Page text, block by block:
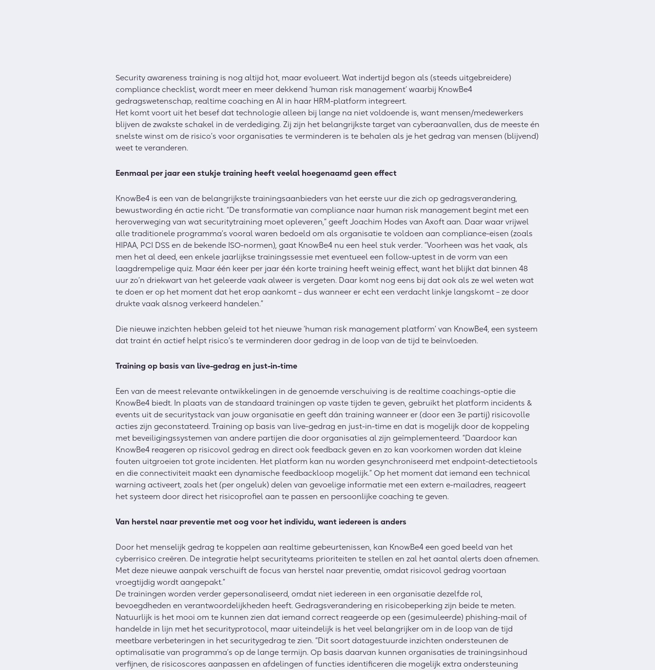
Security awareness training is nog altijd hot, maar evolueert. Wat indertijd begon als (steeds uitgebreidere)
compliance checklist, wordt meer en meer dekkend ‘human risk management’ waarbij KnowBe4
gedragswetenschap, realtime coaching en AI in haar HRM-platform integreert.
Het komt voort uit het besef dat technologie alleen bij lange na niet voldoende is, want mensen/medewerkers
blijven de zwakste schakel in de verdediging. Zij zijn het belangrijkste target van cyberaanvallen, dus de meeste én
snelste winst om de risico’s voor organisaties te verminderen is te behalen als je het gedrag van mensen (blijvend)
weet te veranderen.
Eenmaal per jaar een stukje training heeft veelal hoegenaamd geen effect
KnowBe4 is een van de belangrijkste trainingsaanbieders van het eerste uur die zich op gedragsverandering,
bewustwording én actie richt. “De transformatie van compliance naar human risk management begint met een
heroverweging van wat securitytraining moet opleveren,” geeft Joachim Hodes van Axoft aan. Daar waar vrijwel
alle traditionele programma’s vooral waren bedoeld om als organisatie te voldoen aan compliance-eisen (zoals
HIPAA, PCI DSS en de bekende ISO-normen), gaat KnowBe4 nu een heel stuk verder. “Voorheen was het vaak, als
men het al deed, een enkele jaarlijkse trainingssessie met eventueel een follow-uptest in de vorm van een
laagdrempelige quiz. Maar één keer per jaar één korte training heeft weinig effect, want het blijkt dat binnen 48
uur zo’n driekwart van het geleerde vaak alweer is vergeten. Daar komt nog eens bij dat ook als ze wel weten wat
te doen er op het moment dat het erop aankomt – dus wanneer er echt een verdacht linkje langskomt – ze door
drukte vaak alsnog verkeerd handelen.”
Die nieuwe inzichten hebben geleid tot het nieuwe ‘human risk management platform’ van KnowBe4, een systeem
dat traint én actief helpt risico’s te verminderen door gedrag in de loop van de tijd te beïnvloeden.
Training op basis van live-gedrag en just-in-time
Een van de meest relevante ontwikkelingen in de genoemde verschuiving is de realtime coachings-optie die
KnowBe4 biedt. In plaats van de standaard trainingen op vaste tijden te geven, gebruikt het platform incidents &
events uit de securitystack van jouw organisatie en geeft dán training wanneer er (door een 3epartij) risicovolle
acties zijn geconstateerd. Training op basis van live-gedrag en just-in-time en dat is mogelijk door de koppeling
met beveiligingssystemen van andere partijen die door organisaties al zijn geïmplementeerd. “Daardoor kan
KnowBe4 reageren op risicovol gedrag en direct ook feedback geven en zo kan voorkomen worden dat kleine
fouten uitgroeien tot grote incidenten. Het platform kan nu worden gesynchroniseerd met endpoint-detectietools
en die connectiviteit maakt een dynamische feedbackloop mogelijk.” Op het moment dat iemand een technical
warning activeert, zoals het (per ongeluk) delen van gevoelige informatie met een extern e-mailadres, reageert
het systeem door direct het risicoprofiel aan te passen en persoonlijke coaching te geven.
Van herstel naar preventie met oog voor het individu, want iedereen is anders
Door het menselijk gedrag te koppelen aan realtime gebeurtenissen, kan KnowBe4 een goed beeld van het
cyberrisico creëren. De integratie helpt securityteams prioriteiten te stellen en zal het aantal alerts doen afnemen.
Met deze nieuwe aanpak verschuift de focus van herstel naar preventie, omdat risicovol gedrag voortaan
vroegtijdig wordt aangepakt.”
De trainingen worden verder gepersonaliseerd, omdat niet iedereen in een organisatie dezelfde rol,
bevoegdheden en verantwoordelijkheden heeft. Gedragsverandering en risicobeperking zijn beide te meten.
Natuurlijk is het mooi om te kunnen zien dat iemand correct reageerde op een (gesimuleerde) phishing-mail of
handelde in lijn met het securityprotocol, maar uiteindelijk is het veel belangrijker om in de loop van de tijd
meetbare verbeteringen in het securitygedrag te zien. “Dit soort datagestuurde inzichten ondersteunen de
optimalisatie van programma’s op de lange termijn. Op basis daarvan kunnen organisaties de trainingsinhoud
verfijnen, de risicoscores aanpassen en afdelingen of functies identificeren die mogelijk extra ondersteuning